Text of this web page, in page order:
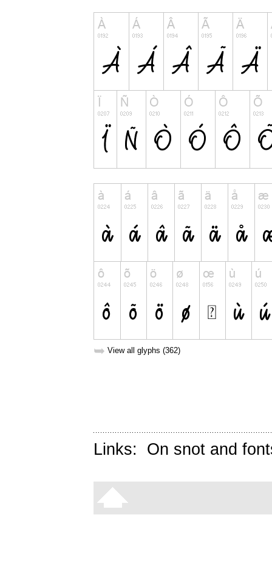
➥ View all glyphs (362)
Links: On snot and